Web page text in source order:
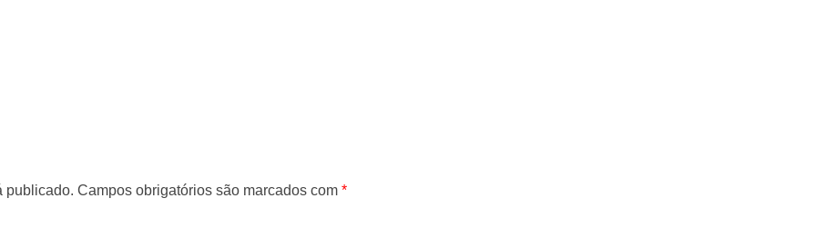
publicado. Campos obrigatórios são marcados com *